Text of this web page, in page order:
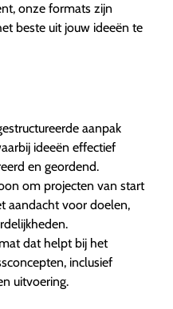
onze formats zijn
beste uit jouw ideeën te
aanpak
ideeën effectief
en geordend.
om projecten van start
aandacht voor doelen,
dat helpt bij het
inclusief
uitvoering.